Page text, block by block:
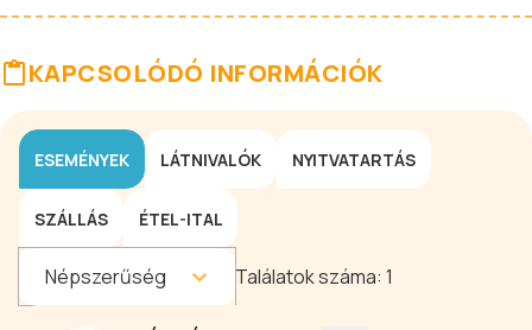
KAPCSOLÓDÓ INFORMÁCIÓK
ESEMÉNYEK LÁTNIVALÓK NYITVATARTÁS
SZÁLLÁS ÉTEL-ITAL
Népszerűség Találatok száma: 1